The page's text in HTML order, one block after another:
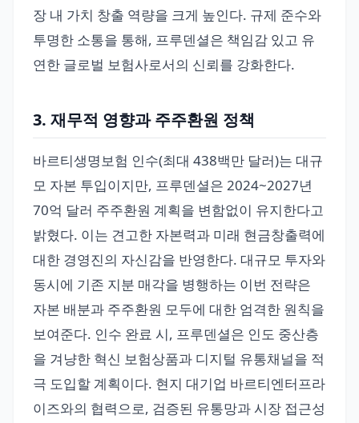
장 내 가치 창출 역량을 크게 높인다. 규제 준수와
투명한 소통을 통해, 프루덴셜은 책임감 있고 유
연한 글로벌 보험사로서의 신뢰를 강화한다.
3. 재무적 영향과 주주환원 정책
바르티생명보험 인수(최대 438백만 달러)는 대규
모 자본 투입이지만, 프루덴셜은 2024~2027년
70억 달러 주주환원 계획을 변함없이 유지한다고
밝혔다. 이는 견고한 자본력과 미래 현금창출력에
대한 경영진의 자신감을 반영한다. 대규모 투자와
동시에 기존 지분 매각을 병행하는 이번 전략은
자본 배분과 주주환원 모두에 대한 엄격한 원칙을
보여준다. 인수 완료 시, 프루덴셜은 인도 중산층
을 겨냥한 혁신 보험상품과 디지털 유통채널을 적
극 도입할 계획이다. 현지 대기업 바르티엔터프라
이즈와의 협력으로, 검증된 유통망과 시장 접근성